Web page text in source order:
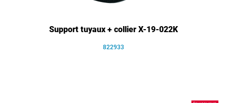
Support tuyaux + collier X-19-022K
822933